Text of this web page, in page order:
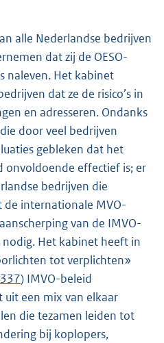
alle Nederlandse bedrijven
dat zij de OESO-
naleven. Het kabinet
dat ze de risico’s in
en adresseren. Ondanks
door veel bedrijven
gebleken dat het
onvoldoende effectief is; er
bedrijven die
internationale MVO-
van de IMVO-
Het kabinet heeft in
tot verplichten»
) IMVO-beleid
een mix van elkaar
die tezamen leiden tot
bij koplopers,